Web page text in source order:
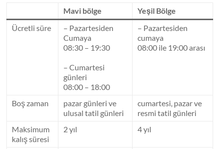
Mavi bölge
Yeşil Bölge
Ücretli süre
– Pazartesiden
Cumaya
08:30 – 19:30
– Cumartesi
günleri
08:00 – 18:00
– Pazartesiden
cumaya
08:00 ile 19:00 arası
Boş zaman
pazar günleri ve
ulusal tatil günleri
cumartesi, pazar ve
resmi tatil günleri
Maksimum
kalış süresi
2 yıl 4 yıl